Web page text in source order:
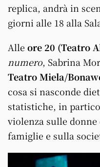
replica, andrà in
giorni alle 18 alla
Alle ore 20 (Teatro
numero, Sabrina
Teatro Miela/
cosa si nasconde
statistiche, in
violenza sulle
famiglie e sulla